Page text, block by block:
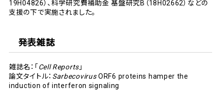
19H04826）、科学研究費補助金 基盤研究B（18H02662）などの
支援の下で実施されました。
発表雑誌
雑誌名：「 Cell Reports」
論文タイトル： SarbecovirusORF6 proteins hamper the
induction of interferon signaling